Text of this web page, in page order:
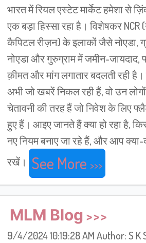
भारत में रियल एस्टेट मार्केट हमेशा से
एक बड़ा हिस्सा रहा है। विशेषकर
कैपिटल रीज़न) के इलाकों जैसे नोएडा,
नोएडा और गुरुग्राम में जमीन-जायदाद,
क़ीमत और मांग लगातार बदलती रही
अभी जो खबरें निकल रही हैं, वो उन
चेतावनी की तरह हैं जो निवेश के लिए
हुए हैं। आइए जानते हैं क्या हो रहा है,
नए नियम बनाए जा रहे हैं, और आप क्या-
रखें। See More
MLM Blog
9/4/2024 10:19:28 AM Author: S K